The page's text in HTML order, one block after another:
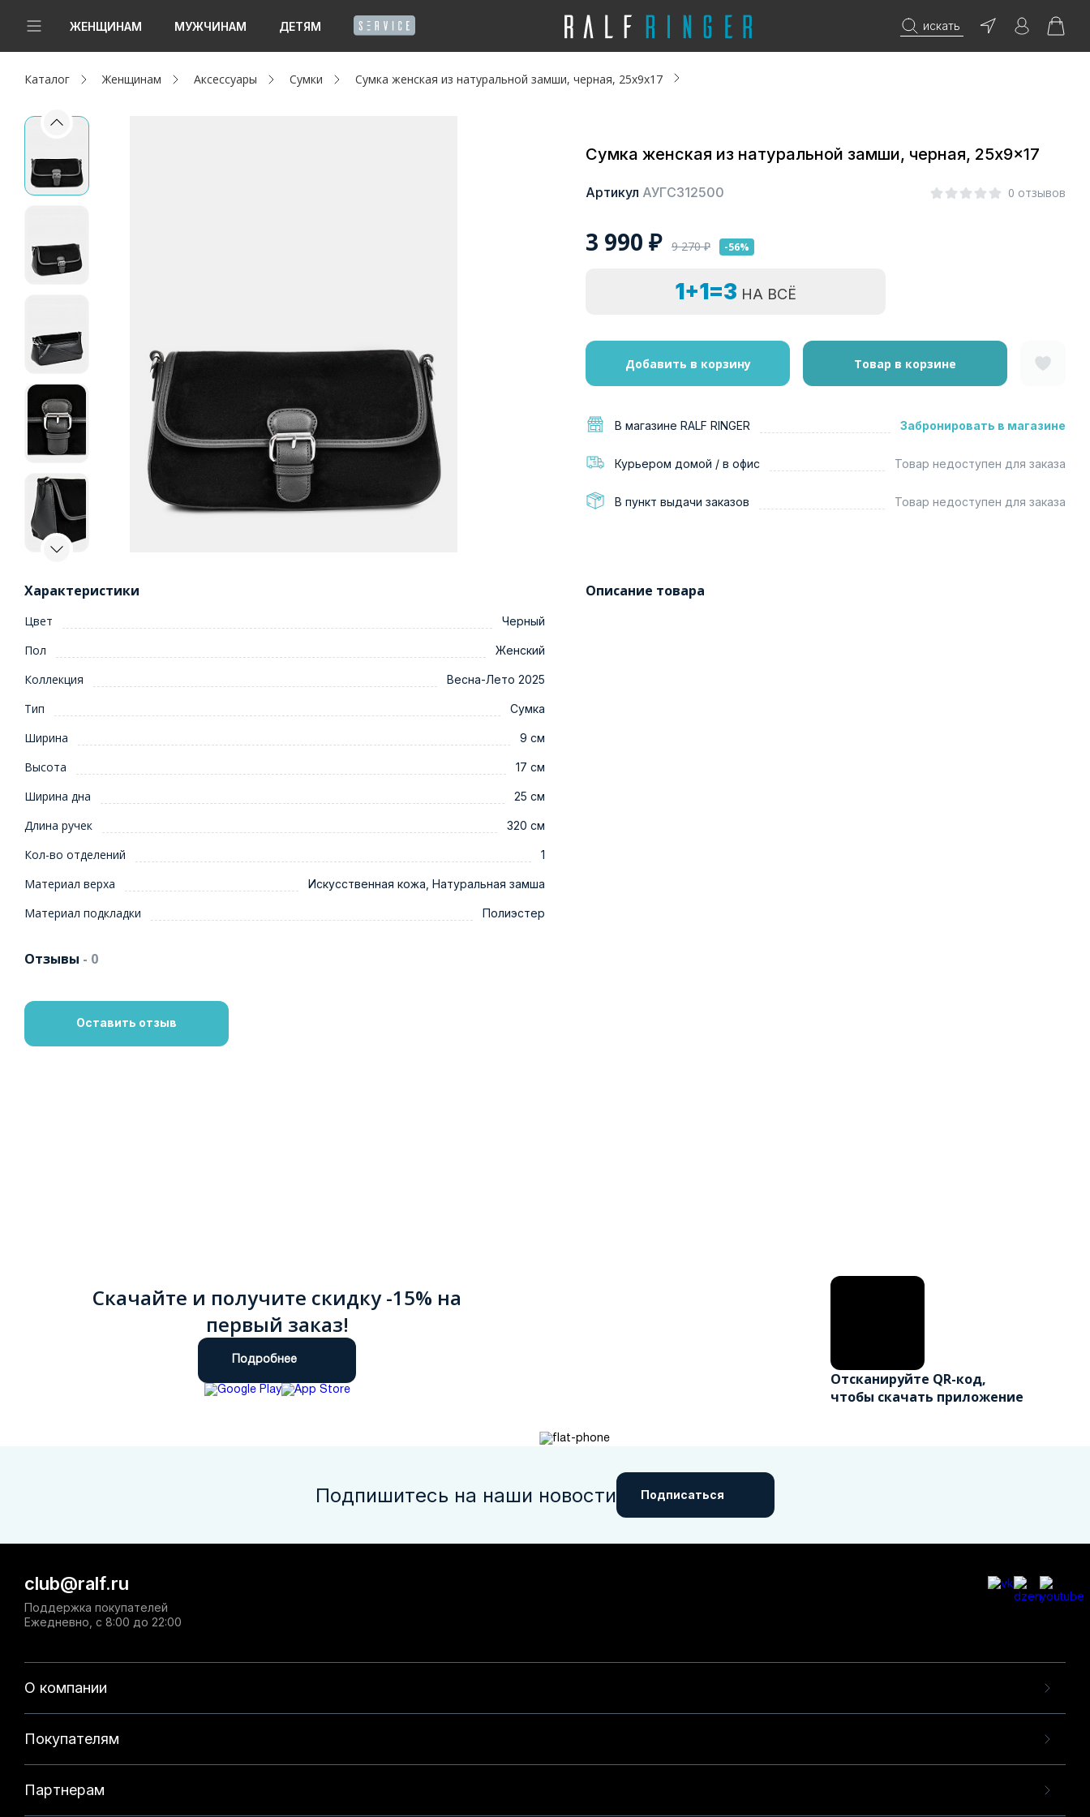
ЖЕНЩИНАМ МУЖЧИНАМ ДЕТЯМ искать
Новинки
Женщинам
Мужчинам
Капсула
Адреса магазинов
Каталог Женщинам Аксессуары Сумки Сумка женская из натуральной замши, черная, 25x9x17
Сумка женская из натуральной замши, черная, 25x9x17
Артикул АУГС312500 0 отзывов
3 990 ₽ 9 270₽ -56%
1+1=3 НА ВСЁ
Добавить в корзину Товар в корзине
В магазине RALF RINGER Забронировать в магазине
Курьером домой / в офис Товар недоступен для заказа
В пункт выдачи заказов Товар недоступен для заказа
Характеристики
Цвет Черный
Пол Женский
Коллекция Весна-Лето 2025
Тип Сумка
Ширина 9 см
Высота 17 см
Ширина дна 25 см
Длина ручек 320 см
Кол-во отделений 1
Материал верха Искусственная кожа, Натуральная замша
Материал подкладки Полиэстер
Описание товара
Отзывы - 0
Оставить отзыв
Скачайте и получите скидку -15% на
первый заказ!
Подробнее
Отсканируйте QR-код,
чтобы скачать приложение
Подпишитесь на наши новости Подписаться
О компании
Покупателям
Партнерам
club@ralf.ru
Поддержка покупателей
Ежедневно, с 8:00 до 22:00